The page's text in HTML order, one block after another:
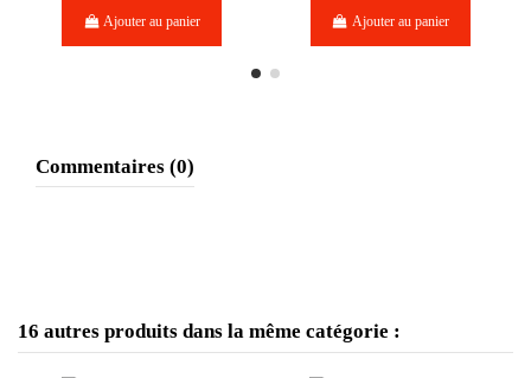
Ajouter au panier Ajouter au panier
Commentaires (0)
16 autres produits dans la même catégorie :